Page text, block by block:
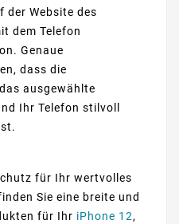
der Website des
dem Telefon
Genaue
dass die
ausgewählte
Ihr Telefon stilvoll
für Ihr wertvolles
Sie eine breite und
für Ihr iPhone 12,